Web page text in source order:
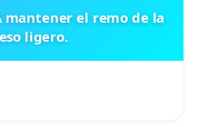
ligero.